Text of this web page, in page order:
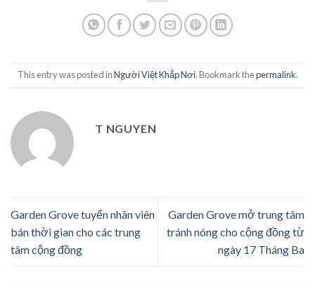
This entry was posted inNgười Việt Khắp Nơi. Bookmark thepermalink.
T NGUYEN
Garden Grove tuyển nhân viên
bán thời gian cho các trung
tâm cộng đồng
Garden Grove mở trung tâm
tránh nóng cho cộng đồng từ
ngày 17 Tháng Ba